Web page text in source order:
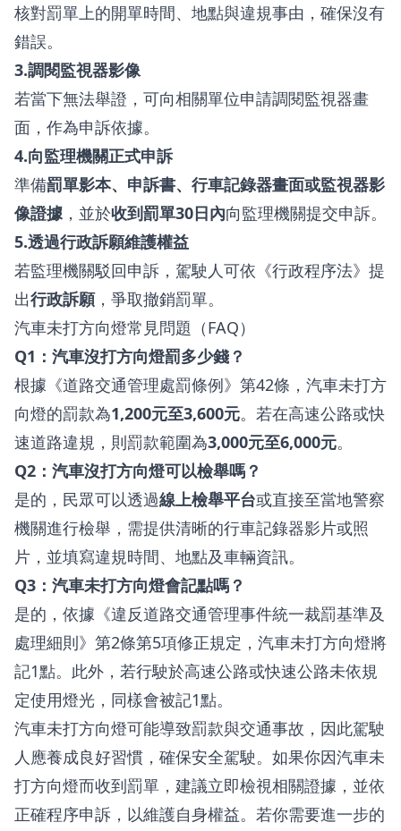
核對罰單上的開單時間、地點與違規事由，確保沒有
錯誤。
3.調閱監視器影像
若當下無法舉證，可向相關單位申請調閱監視器畫
面，作為申訴依據。
4.向監理機關正式申訴
準備罰單影本、申訴書、行車記錄器畫面或監視器影
像證據 ，並於收到罰單30日內向監理機關提交申訴。
5.透過行政訴願維護權益
若監理機關駁回申訴，駕駛人可依《行政程序法》提
出行政訴願，爭取撤銷罰單。
汽車未打方向燈常見問題（FAQ）
Q1：汽車沒打方向燈罰多少錢？
根據《道路交通管理處罰條例》第42條，汽車未打方
向燈的罰款為1,200元至3,600元。若在高速公路或快
速道路違規，則罰款範圍為3,000元至6,000元。
Q2：汽車沒打方向燈可以檢舉嗎？
是的，民眾可以透過線上檢舉平台或直接至當地警察
機關進行檢舉，需提供清晰的行車記錄器影片或照
片，並填寫違規時間、地點及車輛資訊。
Q3：汽車未打方向燈會記點嗎？
是的，依據《違反道路交通管理事件統一裁罰基準及
處理細則》第2條第5項修正規定，汽車未打方向燈將
記1點。此外，若行駛於高速公路或快速公路未依規
定使用燈光，同樣會被記1點。
汽車未打方向燈可能導致罰款與交通事故，因此駕駛
人應養成良好習慣，確保安全駕駛。如果你因汽車未
打方向燈而收到罰單，建議立即檢視相關證據，並依
正確程序申訴，以維護自身權益。若你需要進一步的